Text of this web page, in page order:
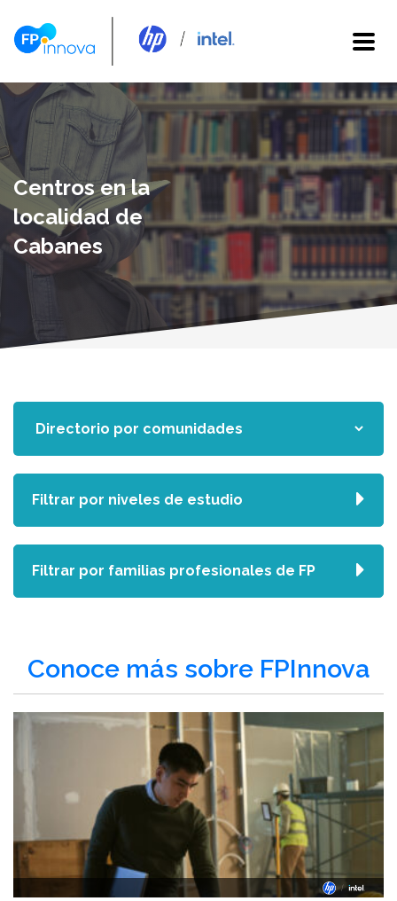
Centros en la
localidad de
Cabanes
Conoce más sobre FPInnova
Filtrar por niveles de estudio
Filtrar por familias profesionales de FP